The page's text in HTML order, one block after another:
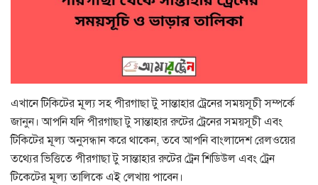
এখানে টিকিটের মূল্য সহ পীরগাছা টু সান্তাহার ট্রেনের সময়সূচী সম্পর্কে
জানুন। আপনি যদি পীরগাছা টু সান্তাহার রুটের ট্রেনের সময়সূচী এবং
টিকিটের মূল্য অনুসন্ধান করে থাকেন, তবে আপনি বাংলাদেশ রেলওয়ের
তথ্যের ভিত্তিতে পীরগাছা টু সান্তাহার রুটের ট্রেন শিডিউল এবং ট্রেন
টিকেটের মূল্য তালিকে এই লেখায় পাবেন।